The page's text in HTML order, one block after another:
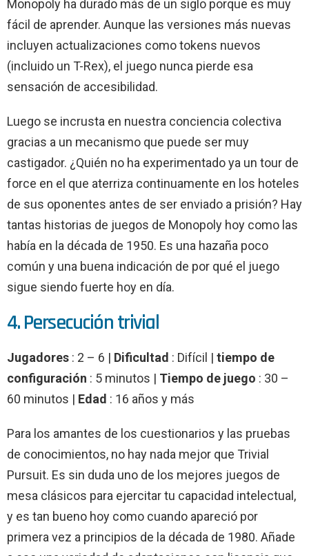
Monopoly ha durado más de un siglo porque es muy
fácil de aprender. Aunque las versiones más nuevas
incluyen actualizaciones como tokens nuevos
(incluido un T-Rex), el juego nunca pierde esa
sensación de accesibilidad.
Luego se incrusta en nuestra conciencia colectiva
gracias a un mecanismo que puede ser muy
castigador. ¿Quién no ha experimentado ya un tour de
force en el que aterriza continuamente en los hoteles
de sus oponentes antes de ser enviado a prisión? Hay
tantas historias de juegos de Monopoly hoy como las
había en la década de 1950. Es una hazaña poco
común y una buena indicación de por qué el juego
sigue siendo fuerte hoy en día.
4. Persecución trivial
Jugadores : 2 – 6 | Dificultad : Difícil | tiempo de
configuración : 5 minutos | Tiempo de juego : 30 –
60 minutos | Edad : 16 años y más
Para los amantes de los cuestionarios y las pruebas
de conocimientos, no hay nada mejor que Trivial
Pursuit. Es sin duda uno de los mejores juegos de
mesa clásicos para ejercitar tu capacidad intelectual,
y es tan bueno hoy como cuando apareció por
primera vez a principios de la década de 1980. Añade